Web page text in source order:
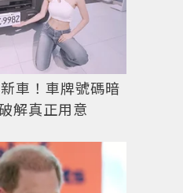
車！車牌號碼暗
解真正用意